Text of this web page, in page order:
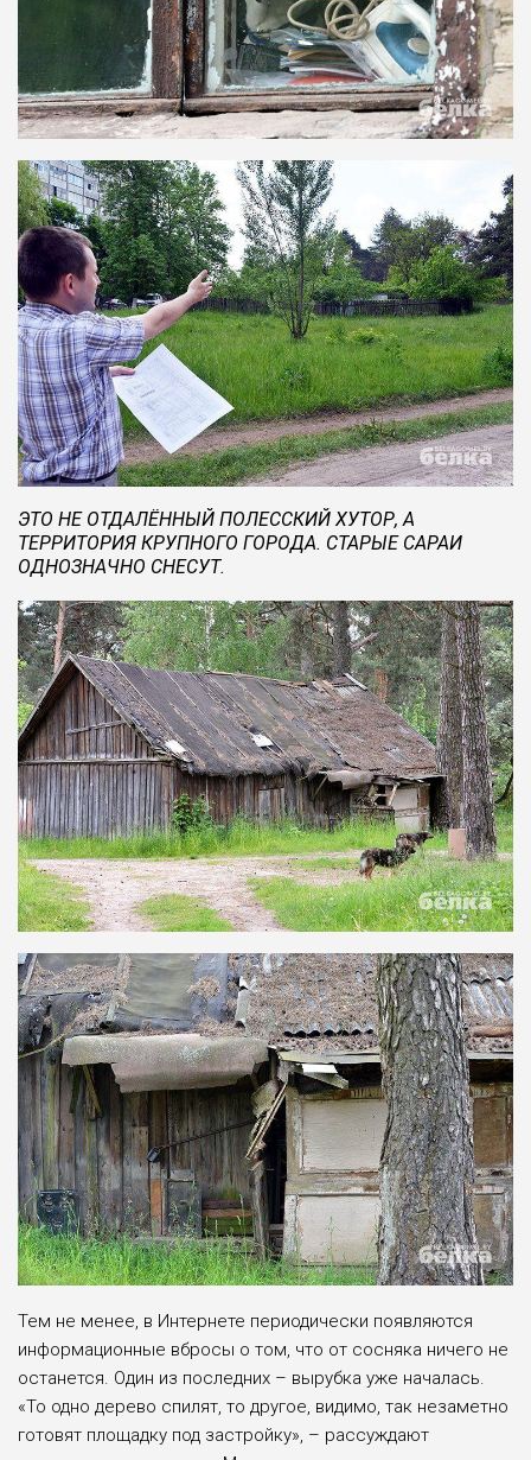
ЭТО НЕ ОТДАЛЁННЫЙ ПОЛЕССКИЙ ХУТОР, А
ТЕРРИТОРИЯ КРУПНОГО ГОРОДА. СТАРЫЕ САРАИ
ОДНОЗНАЧНО СНЕСУТ.
Тем не менее, в Интернете периодически появляются
информационные вбросы о том, что от сосняка ничего не
останется. Один из последних – вырубка уже началась.
«То одно дерево спилят, то другое, видимо, так незаметно
готовят площадку под застройку», – рассуждают